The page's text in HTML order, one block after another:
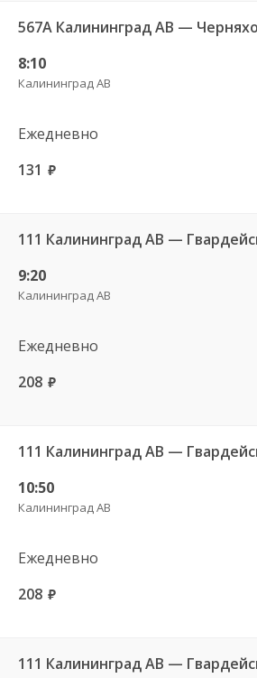
8:10
Калининград АВ
Ежедневно
131 руб.
111 Калининград АВ —
9:20
Калининград АВ
Ежедневно
208 руб.
111 Калининград АВ —
10:50
Калининград АВ
Ежедневно
208 руб.
111 Калининград АВ —